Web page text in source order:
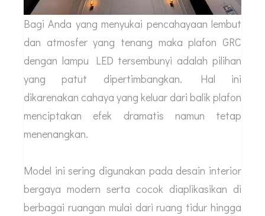
Bagi Anda yang menyukai pencahayaan lembut
dan atmosfer yang tenang maka plafon GRC
dengan lampu LED tersembunyi adalah pilihan
yang patut dipertimbangkan. Hal ini
dikarenakan cahaya yang keluar dari balik plafon
menciptakan efek dramatis namun tetap
menenangkan.
Model ini sering digunakan pada desain interior
bergaya modern serta cocok diaplikasikan di
berbagai ruangan mulai dari ruang tidur hingga